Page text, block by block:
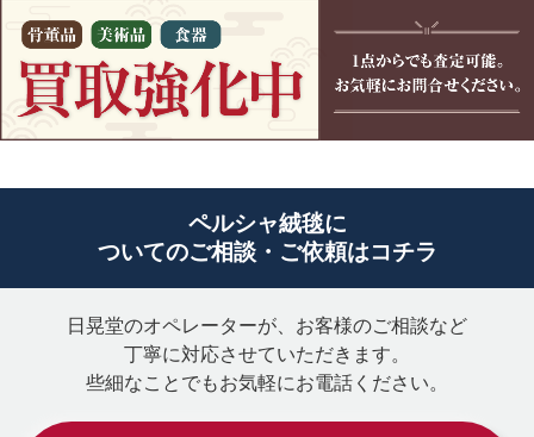
ペルシャ絨毯に
ついてのご相談・ご依頼はコチラ
日晃堂のオペレーターが、お客様のご相談など
丁寧に対応させていただきます。
些細なことでもお気軽にお電話ください。